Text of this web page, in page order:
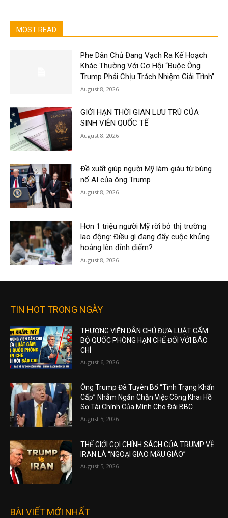
MOST READ
Phe Dân Chủ Đang Vạch Ra Kế Hoạch
Khác Thường Với Cơ Hội “Buộc Ông
Trump Phải Chịu Trách Nhiệm Giải Trình”.
August 8, 2026
GIỚI HẠN THỜI GIAN LƯU TRÚ CỦA
SINH VIÊN QUỐC TẾ
August 8, 2026
Đề xuất giúp người Mỹ làm giàu từ bùng
nổ AI của ông Trump
August 8, 2026
Hơn 1 triệu người Mỹ rời bỏ thị trường
lao động: Điều gì đang đẩy cuộc khủng
hoảng lên đỉnh điểm?
August 8, 2026
TIN HOT TRONG NGÀY
THƯỢNG VIỆN DÂN CHỦ ĐƯA LUẬT CẤM
BỘ QUỐC PHÒNG HẠN CHẾ ĐỐI VỚI BÁO
CHÍ
August 6, 2026
Ông Trump Đã Tuyên Bố “Tình Trạng Khẩn
Cấp” Nhằm Ngăn Chặn Việc Công Khai Hồ
Sơ Tài Chính Của Mình Cho Đài BBC
August 5, 2026
THẾ GIỚI GỌI CHÍNH SÁCH CỦA TRUMP VỀ
IRAN LÀ “NGOẠI GIAO MẪU GIÁO”
August 5, 2026
BÀI VIẾT MỚI NHẤT